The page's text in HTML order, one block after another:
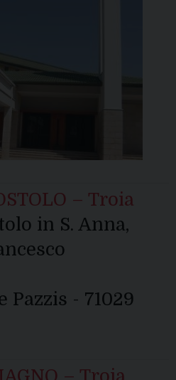
– Troia
in S. Anna,
Pazzis - 71029